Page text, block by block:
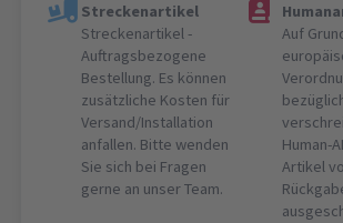
Streckenartikel
Streckenartikel -
Auftragsbezogene
Bestellung. Es können
zusätzliche Kosten für
Versand/Installation
anfallen. Bitte wenden
Sie sich bei Fragen
gerne an unser Team.
Auf
Human-
Artikel